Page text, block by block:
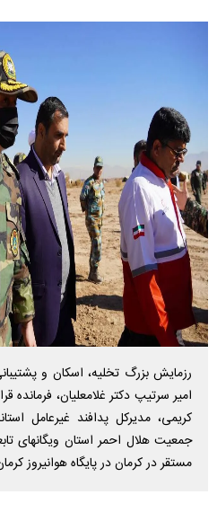
رزمایش بزرگ تخلیه، اسکان و
امیر سرتیپ دکتر غلامعلیان،
کریمی، مدیرکل پدافند غیرعامل
جمعیت هلال احمر استان ویگانهای
مستقر در کرمان در پایگاه هوانیروز